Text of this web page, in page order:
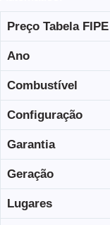
Preço Tabela FIPE
Ano
Combustível
Configuração
Garantia
Geração
Lugares